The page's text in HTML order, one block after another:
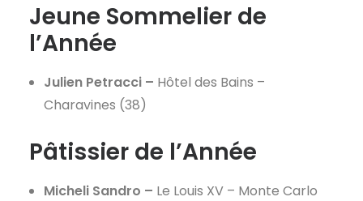
Jeune Sommelier de
l’Année
Julien Petracci – Hôtel des Bains –
Charavines (38)
Pâtissier de l’Année
Micheli Sandro – Le Louis XV – Monte Carlo